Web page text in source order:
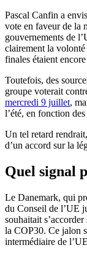
Pascal Canfin a
vote en faveur de la
gouvernements de
clairement la
finales étaient
Toutefois, des
groupe voterait
mercredi 9 juillet,
l’été, en fonction
Un tel retard
d’un accord sur la
Quel signal
Le Danemark, qui
du Conseil de l’UE
souhaitait
la COP30. Ce jalon
intermédiaire de